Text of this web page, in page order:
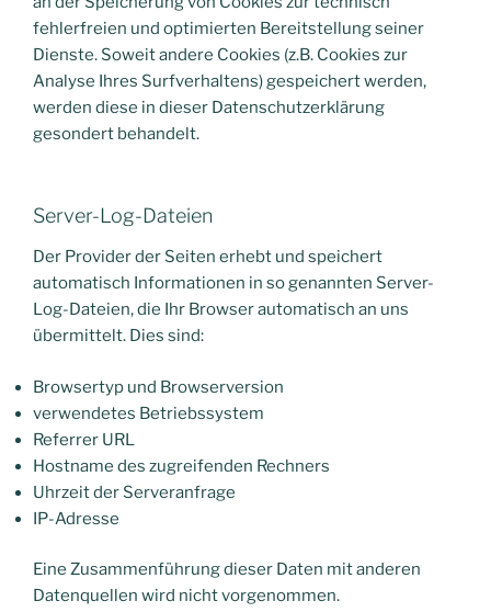
fehlerfreien und optimierten Bereitstellung seiner
Dienste. Soweit andere Cookies (z.B. Cookies zur
Analyse Ihres Surfverhaltens) gespeichert werden,
werden diese in dieser Datenschutzerklärung
gesondert behandelt.
Server-Log-Dateien
Der Provider der Seiten erhebt und speichert
automatisch Informationen in so genannten Server-
Log-Dateien, die Ihr Browser automatisch an uns
übermittelt. Dies sind:
Browsertyp und Browserversion
verwendetes Betriebssystem
Referrer URL
Hostname des zugreifenden Rechners
Uhrzeit der Serveranfrage
IP-Adresse
Eine Zusammenführung dieser Daten mit anderen
Datenquellen wird nicht vorgenommen.